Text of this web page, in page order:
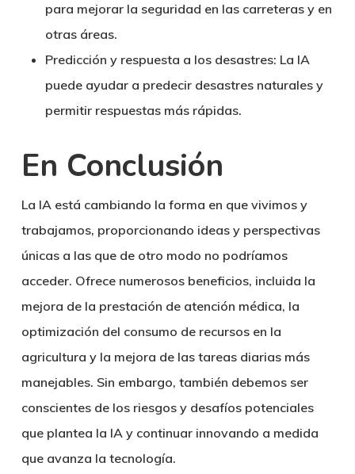
para mejorar la seguridad en las carreteras y en
otras áreas.
Predicción y respuesta a los desastres: La IA
puede ayudar a predecir desastres naturales y
permitir respuestas más rápidas.
En Conclusión
La IA está cambiando la forma en que vivimos y
trabajamos, proporcionando ideas y perspectivas
únicas a las que de otro modo no podríamos
acceder. Ofrece numerosos beneficios, incluida la
mejora de la prestación de atención médica, la
optimización del consumo de recursos en la
agricultura y la mejora de las tareas diarias más
manejables. Sin embargo, también debemos ser
conscientes de los riesgos y desafíos potenciales
que plantea la IA y continuar innovando a medida
que avanza la tecnología.